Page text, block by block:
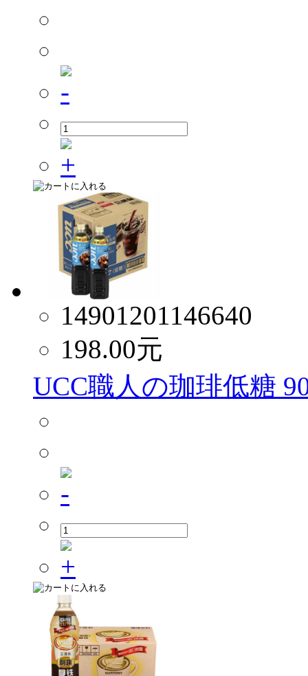
14901201146640
198.00元
UCC職人の珈琲低糖